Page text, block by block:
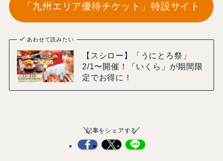
「九州エリア優待チケット」特設サイト
あわせて読みたい
【スシロー】「うにとろ祭」
2/1〜開催！「いくら」が期間限
定でお得に！
記事をシェアする